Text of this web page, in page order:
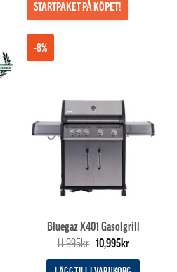
-8%
STARTPAKET PÅ KÖPET!
Bluegaz X401 Gasolgrill
11,995kr Det
priset
10,995krDet
priset